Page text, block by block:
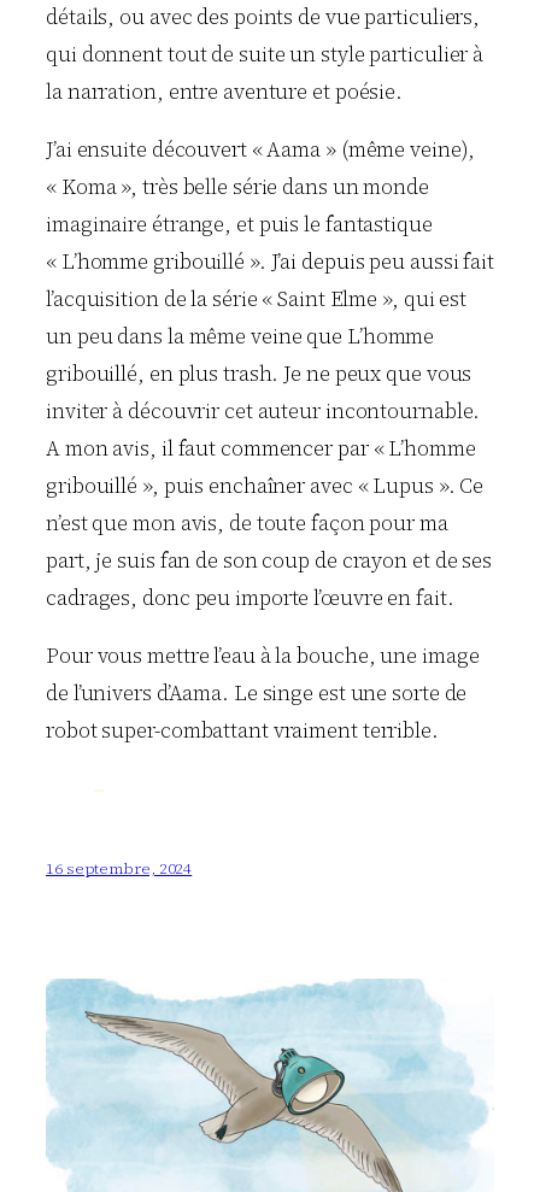
détails, ou avec des points de vue particuliers,
qui donnent tout de suite un style particulier à
la narration, entre aventure et poésie.
J’ai ensuite découvert « Aama » (même veine),
« Koma », très belle série dans un monde
imaginaire étrange, et puis le fantastique
« L’homme gribouillé ». J’ai depuis peu aussi fait
l’acquisition de la série « Saint Elme », qui est
un peu dans la même veine que L’homme
gribouillé, en plus trash. Je ne peux que vous
inviter à découvrir cet auteur incontournable.
A mon avis, il faut commencer par « L’homme
gribouillé », puis enchaîner avec « Lupus ». Ce
n’est que mon avis, de toute façon pour ma
part, je suis fan de son coup de crayon et de ses
cadrages, donc peu importe l’œuvre en fait.
Pour vous mettre l’eau à la bouche, une image
de l’univers d’Aama. Le singe est une sorte de
robot super-combattant vraiment terrible.
16 septembre, 2024